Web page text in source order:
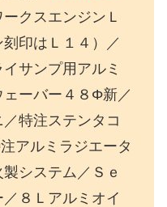
ークスエンジンＬ
印はＬ１４）／
サンプ用アルミ
ーバー４８Φ新／
特注ステンタコ
アルミラジエータ
システム／Ｓｅ
８Ｌアルミオイ